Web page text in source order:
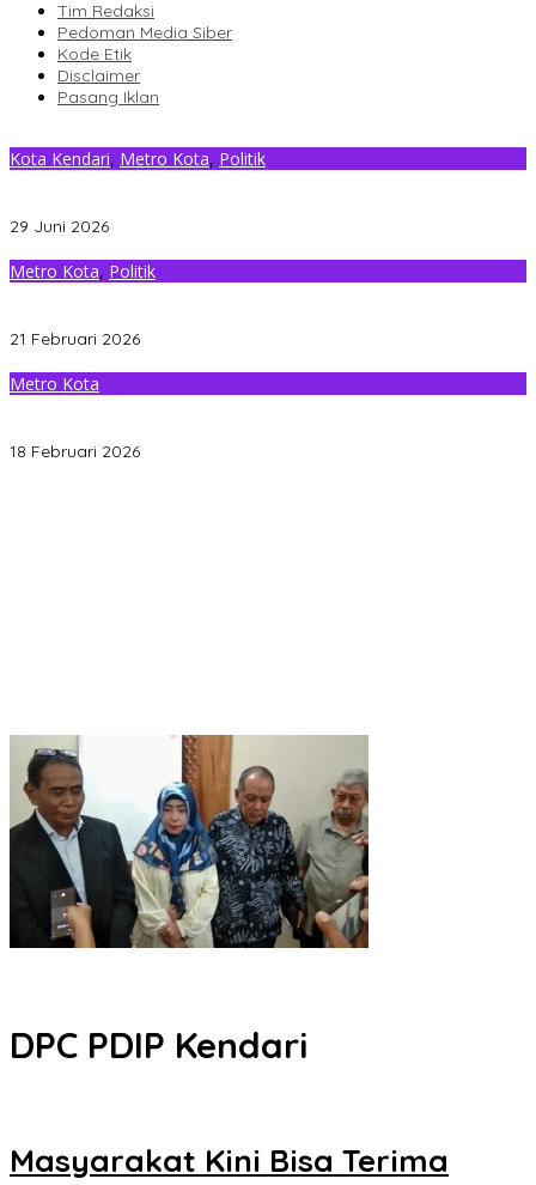
Tim Redaksi
Pedoman Media Siber
Kode Etik
Disclaimer
Pasang Iklan
Kota Kendari, Metro Kota, Politik
29 Juni 2026
Metro Kota, Politik
21 Februari 2026
Metro Kota
18 Februari 2026
DPC PDIP Kendari
Masyarakat Kini Bisa Terima